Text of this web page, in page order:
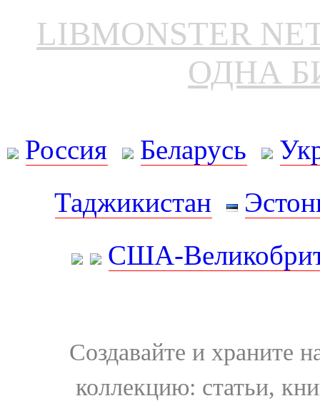
LIBMONSTER
ОДНА
Россия Беларусь
Таджикистан
США-
Создавайте и храните
коллекцию: статьи,